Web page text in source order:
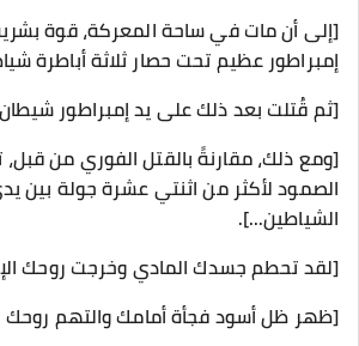
[إلى أن مات في ساحة المعركة، قوة
إمبراطور عظيم تحت حصار ثلاثة أباطرة
[ثم قُتلت بعد ذلك على يد إمبراطور
[ومع ذلك، مقارنةً بالقتل الفوري من
الصمود لأكثر من اثنتي عشرة جولة بين
الشياطين...].
[لقد تحطم جسدك المادي وخرجت روحك
[ظهر ظل أسود فجأة أمامك والتهم روحك